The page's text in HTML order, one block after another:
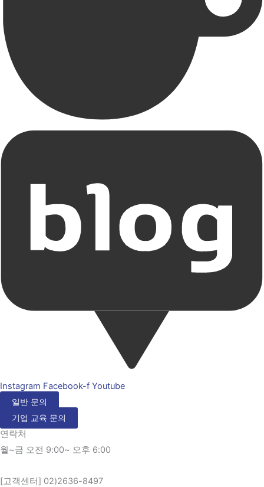
Instagram Facebook-f Youtube
일반 문의
기업 교육 문의
연락처
월~금 오전 9:00~ 오후 6:00
[고객센터] 02)2636-8497